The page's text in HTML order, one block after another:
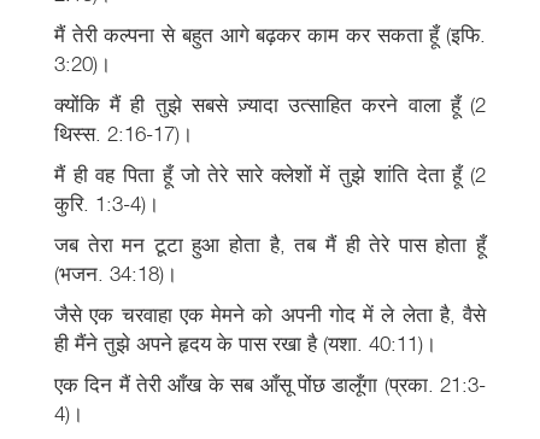
मैं तेरी कल्पना से बहुत आगे बढ़कर काम कर सकता हूँ (इफि.
3:20)।
क्योंकि मैं ही तुझे सबसे ज़्यादा उत्साहित करने वाला हूँ (2
थिस्स. 2:16-17)।
मैं ही वह पिता हूँ जो तेरे सारे क्लेशों में तुझे शांति देता हूँ (2
कुरि. 1:3-4)।
जब तेरा मन टूटा हुआ होता है, तब मैं ही तेरे पास होता हूँ
(भजन. 34:18)।
जैसे एक चरवाहा एक मेमने को अपनी गोद में ले लेता है, वैसे
ही मैंने तुझे अपने हृदय के पास रखा है (यशा. 40:11)।
एक दिन मैं तेरी आँख के सब आँसू पोंछ डालूँगा (प्रका. 21:3-
4)।